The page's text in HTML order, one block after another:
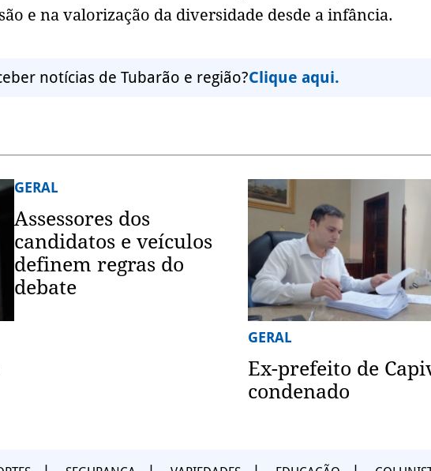
e na valorização da diversidade desde a infância.
notícias de Tubarão e região?Clique aqui.
GERAL
Assessores dos
candidatos e veículos
definem regras do
debate
GERAL
Ex-prefeito de
condenado